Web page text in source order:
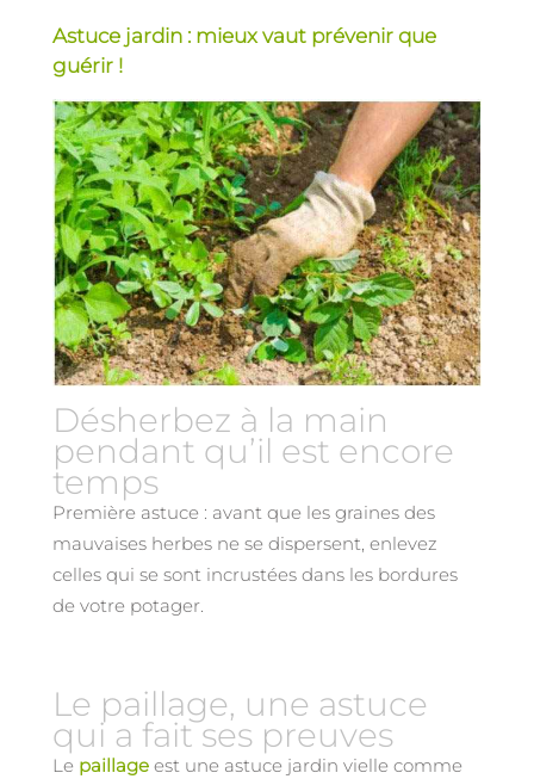
Astuce jardin : mieux vaut prévenir que
guérir !
Désherbez à la main
pendant qu’il est encore
temps
Première astuce : avant que les graines des
mauvaises herbes ne se dispersent, enlevez
celles qui se sont incrustées dans les bordures
de votre potager.
Le paillage, une astuce
qui a fait ses preuves
Le paillage est une astuce jardin vielle comme